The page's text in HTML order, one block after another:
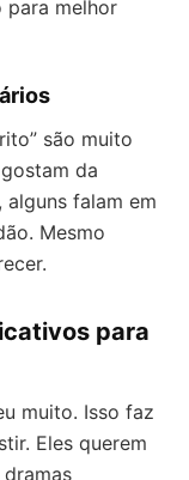
para melhor
são muito
da
falam em
Mesmo
para
muito. Isso faz
Eles querem